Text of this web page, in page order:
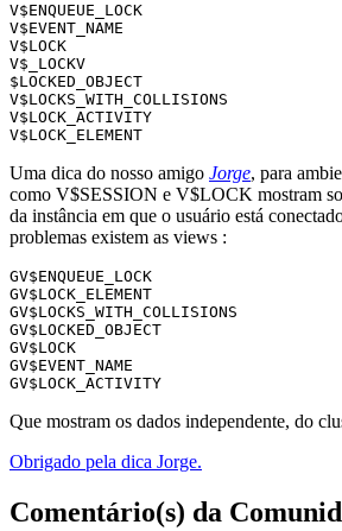
V$ENQUEUE_LOCK
V$EVENT_NAME
V$LOCK
V$_LOCKV
$LOCKED_OBJECT
V$LOCKS_WITH_COLLISIONS
V$LOCK_ACTIVITY
V$LOCK_ELEMENT
Uma dica do nosso amigo Jorge, para
como V$SESSION e V$LOCK mostram
da instância em que o usuário está
problemas existem as views :
GV$ENQUEUE_LOCK
GV$LOCK_ELEMENT
GV$LOCKS_WITH_COLLISIONS
GV$LOCKED_OBJECT
GV$LOCK
GV$EVENT_NAME
GV$LOCK_ACTIVITY
Que mostram os dados independente, do
Obrigado pela dica Jorge.
Comentário(s) da